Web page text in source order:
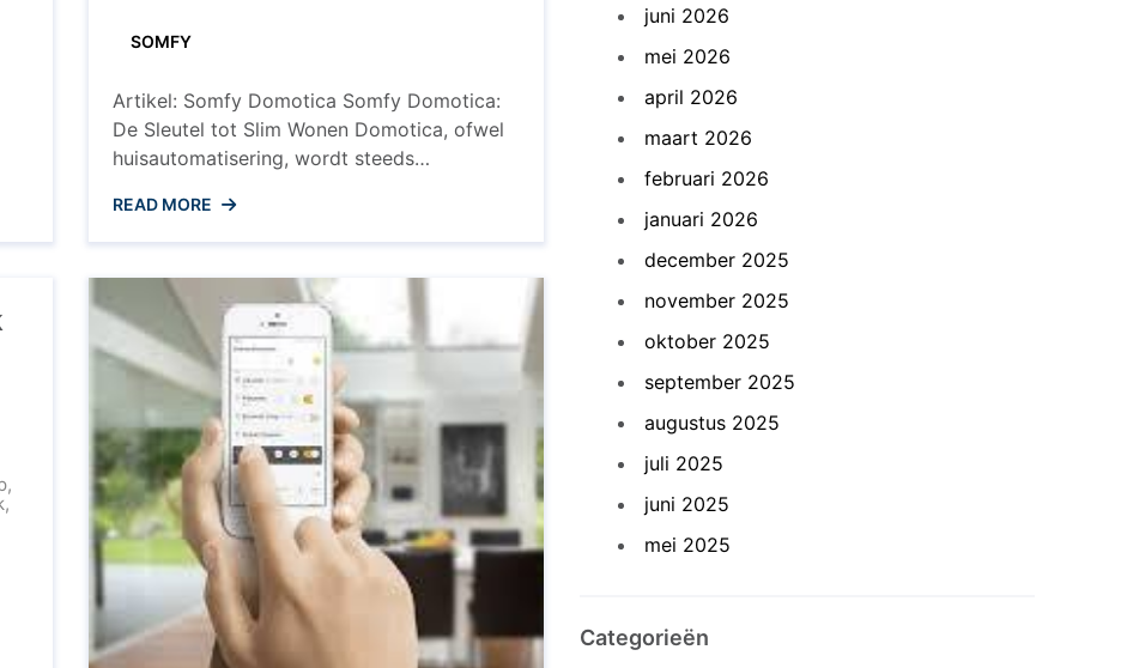
SOMFY
Artikel: Somfy Domotica Somfy Domotica:
De Sleutel tot Slim Wonen Domotica, ofwel
huisautomatisering, wordt steeds
toonaangevend merk op het gebied van
domotica is Somfy. Met hun geavanceerde
systemen en innovatieve oplossingen biedt
Somfy de sleutel tot slim wonen. Wat maakt
Somfy domotica zo bijzonder? Het
antwoord ligt in de integratie ...
READ MORE
,
,
juni 2026
mei 2026
april 2026
maart 2026
februari 2026
januari 2026
december 2025
november 2025
oktober 2025
september 2025
augustus 2025
juli 2025
juni 2025
mei 2025
Categorieën